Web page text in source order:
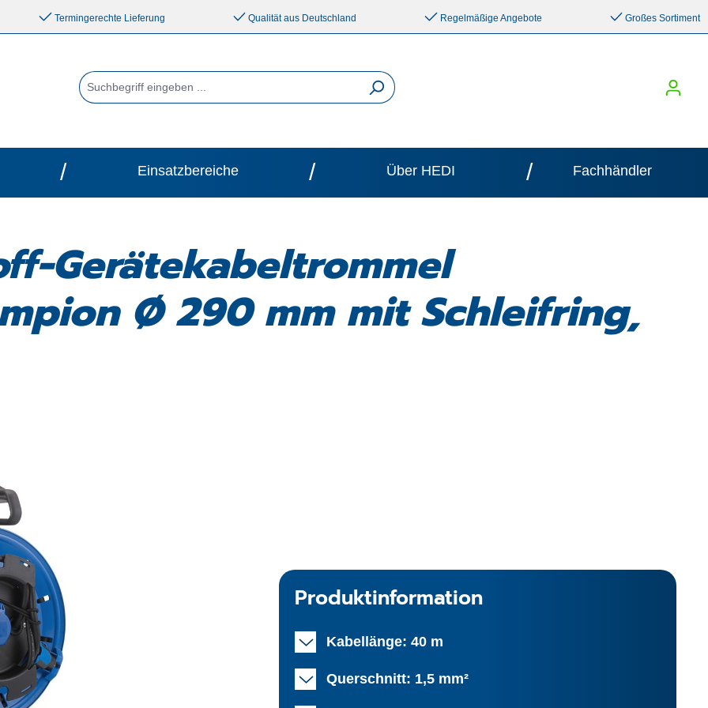
Termingerechte Lieferung Qualität aus Deutschland Regelmäßige Angebote Großes Sortiment
/ Einsatzbereiche / Über HEDI / Fachhändler
Gerätekabeltrommel
Ø 290 mm mit Schleifring,
Produktinformation
Kabellänge: 40 m
Querschnitt: 1,5 mm²